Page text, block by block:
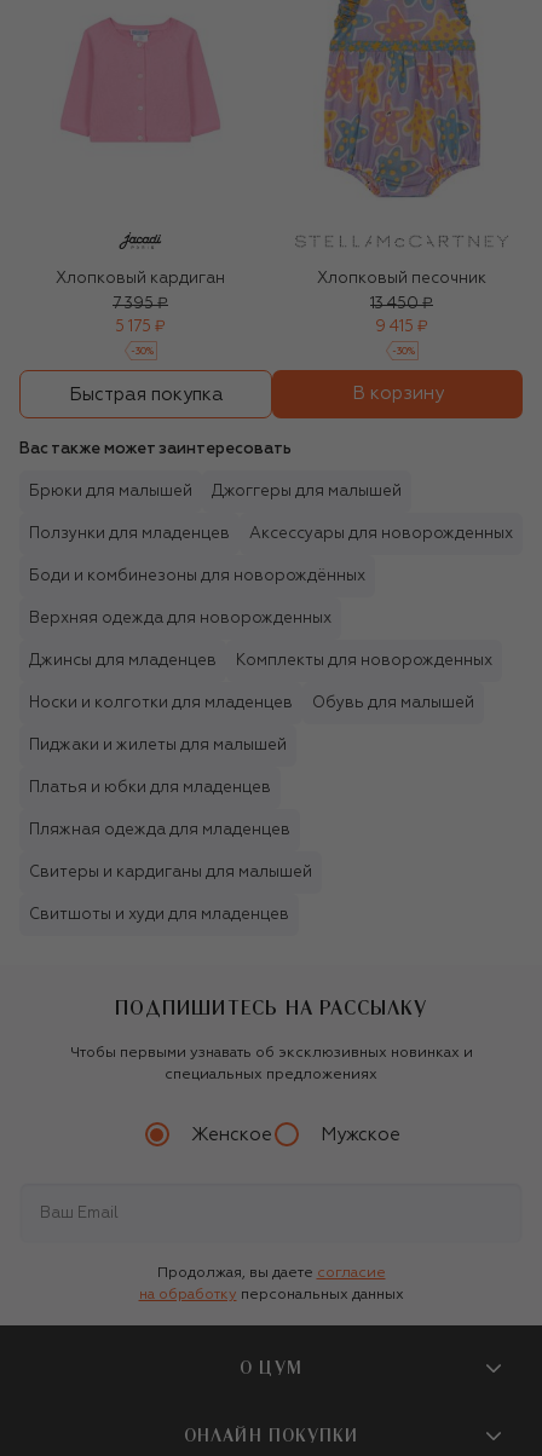
Хлопковый кардиган
7 395 ₽
5 175 ₽
-30%
Хлопковый песочник
13 450 ₽
9 415 ₽
-30%
Быстрая покупка В корзину
Вас также может заинтересовать
Брюки для малышей Джоггеры для малышей
Ползунки для младенцев Аксессуары для новорожденных
Боди и комбинезоны для новорождённых
Верхняя одежда для новорожденных
Джинсы для младенцев Комплекты для новорожденных
Носки и колготки для младенцев Обувь для малышей
Пиджаки и жилеты для малышей
Платья и юбки для младенцев
Пляжная одежда для младенцев
Свитеры и кардиганы для малышей
Свитшоты и худи для младенцев
ПОДПИШИТЕСЬ НА РАССЫЛКУ
Чтобы первыми узнавать об эксклюзивных новинках и
специальных предложениях
Женское Мужское
Продолжая, вы даете согласие
на обработку персональных данных
О ЦУМ
О магазине
ОНЛАЙН ПОКУПКИ